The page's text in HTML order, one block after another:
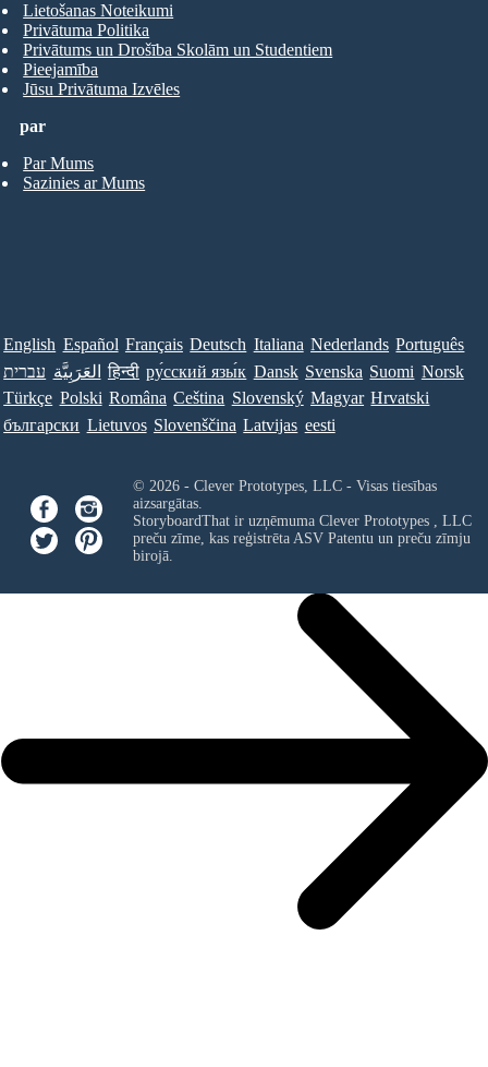
par
Par Mums
Sazinies ar Mums
Lietošanas Noteikumi
Privātuma Politika
Privātums un Drošība Skolām un Studentiem
Pieejamība
Jūsu Privātuma Izvēles
English Español Français Deutsch Italiana Nederlands Português
עברית العَرَبِيَّة हिन्दी ру́сский язы́к Dansk Svenska Suomi Norsk
Türkçe Polski Româna Ceština Slovenský Magyar Hrvatski
български Lietuvos Slovenščina Latvijas eesti
© 2026 - Clever Prototypes, LLC - Visas tiesības
aizsargātas.
StoryboardThat ir uzņēmuma Clever Prototypes , LLC
preču zīme, kas reģistrēta ASV Patentu un preču zīmju
birojā.